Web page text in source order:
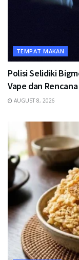
TEMPAT MAKAN
Polisi Selidiki
Vape dan
AUGUST 8, 2026